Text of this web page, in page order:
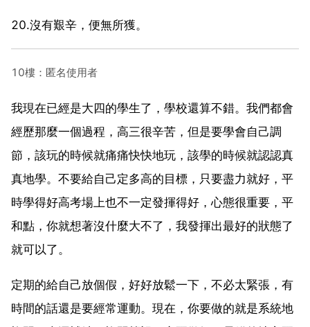
20.沒有艱辛，便無所獲。
10樓：匿名使用者
我現在已經是大四的學生了，學校還算不錯。我們都會
經歷那麼一個過程，高三很辛苦，但是要學會自己調
節，該玩的時候就痛痛快快地玩，該學的時候就認認真
真地學。不要給自己定多高的目標，只要盡力就好，平
時學得好高考場上也不一定發揮得好，心態很重要，平
和點，你就想著沒什麼大不了，我發揮出最好的狀態了
就可以了。
定期的給自己放個假，好好放鬆一下，不必太緊張，有
時間的話還是要經常運動。現在，你要做的就是系統地